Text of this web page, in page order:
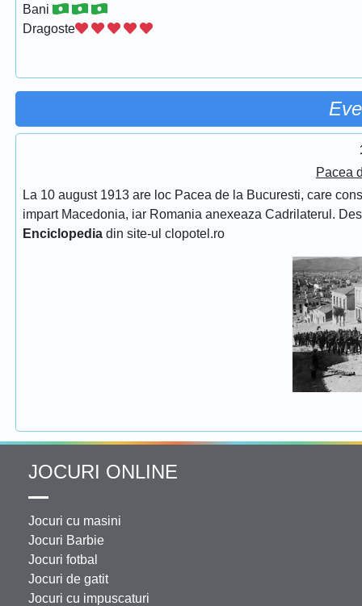
Bani
Dragoste
Pacea
La 10 august 1913 are loc Pacea de la Bucuresti, care
impart Macedonia, iar Romania anexeaza Cadrilaterul.
Enciclopedia din site-ul clopotel.ro
JOCURI ONLINE
Jocuri cu masini
Jocuri Barbie
Jocuri fotbal
Jocuri de gatit
Jocuri cu impuscaturi